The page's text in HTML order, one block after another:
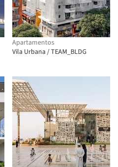
Apartamentos
Vila Urbana / TEAM_BLDG